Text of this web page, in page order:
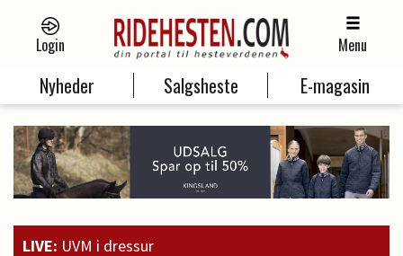
Login Menu
Nyheder Salgsheste E-magasin
LIVE: UVM i dressur